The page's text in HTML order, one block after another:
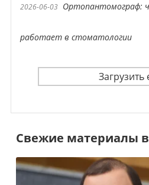
2026-06-03 Ортопантомограф:
работает в стоматологии
Свежие материалы